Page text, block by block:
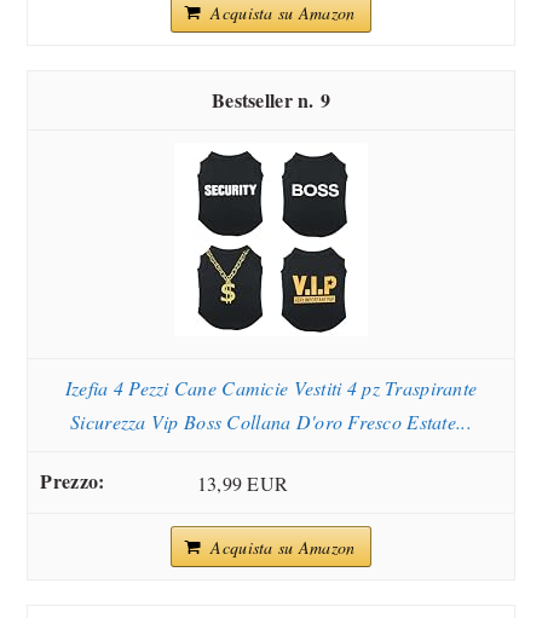
Acquista su Amazon
9
Izefia 4 Pezzi Cane Camicie Vestiti 4 pz Traspirante
Sicurezza Vip Boss Collana D'oro Fresco Estate...
13,99 EUR
Acquista su Amazon